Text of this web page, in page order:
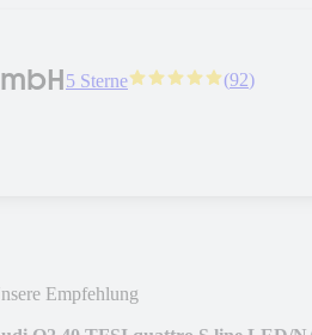
5 Sterne (92)
Empfehlung